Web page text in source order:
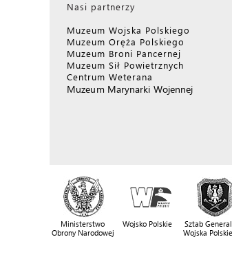
Nasi partnerzy
Muzeum Wojska Polskiego
Muzeum Oręża Polskiego
Muzeum Broni Pancernej
Muzeum Sił Powietrznych
Centrum Weterana
Muzeum Marynarki Wojennej
Ministerstwo
Obrony Narodowej
Wojsko Polskie
Sztab
Wojska